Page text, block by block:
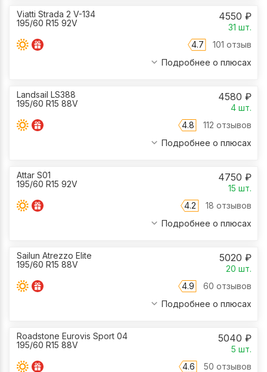
Viatti Strada 2 V-134
195/60 R15 92V
4550 ₽
31 шт.
4.7
101 отзыв
Подробнее о плюсах
Landsail LS388
195/60 R15 88V
4580 ₽
4 шт.
4.8
112 отзывов
Подробнее о плюсах
Attar S01
195/60 R15 92V
4750 ₽
15 шт.
4.2
18 отзывов
Подробнее о плюсах
Sailun Atrezzo Elite
195/60 R15 88V
5020 ₽
20 шт.
4.9
60 отзывов
Подробнее о плюсах
Roadstone Eurovis Sport 04
195/60 R15 88V
5040 ₽
5 шт.
4.6
50 отзывов